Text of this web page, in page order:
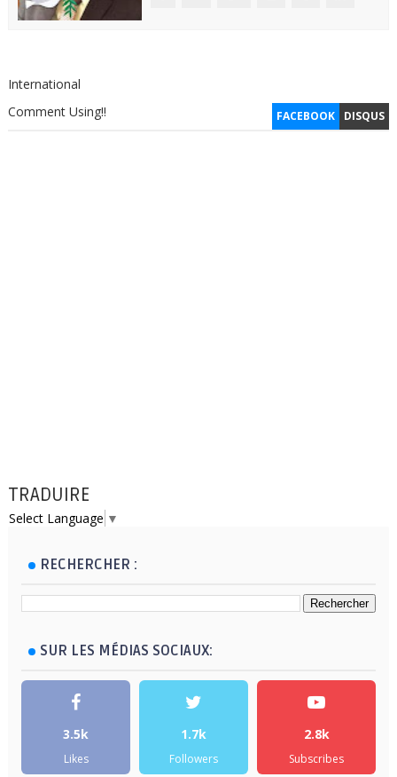
International
FACEBOOK DISQUS
Comment Using!!
TRADUIRE
Select Language ▼
RECHERCHER :
SUR LES MÉDIAS SOCIAUX:
3.5k
Likes
1.7k
Followers
2.8k
Subscribes